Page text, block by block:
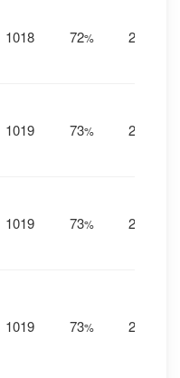
1018 72% 26
1019 73% 27
1019 73% 25
1019 73% 24